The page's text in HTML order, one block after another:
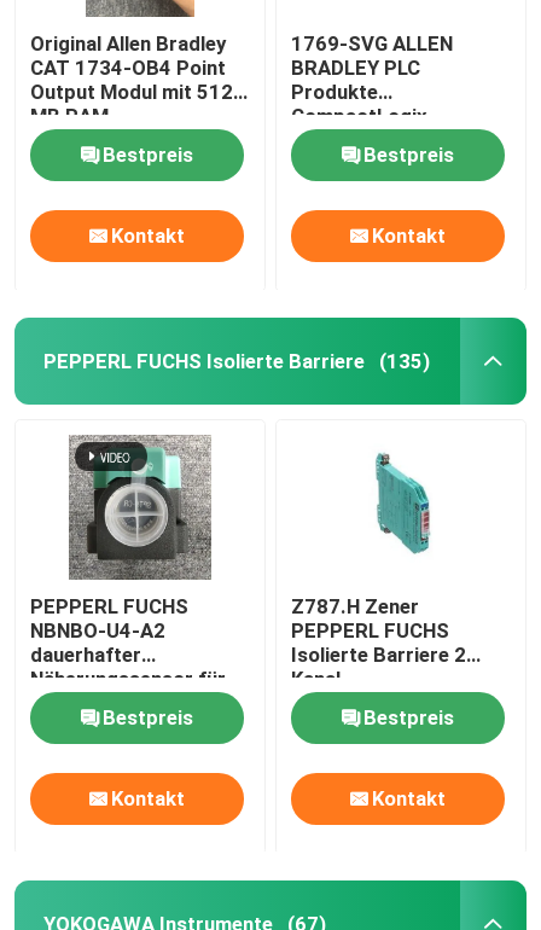
Original Allen Bradley
CAT 1734-OB4 Point
Output Modul mit 512
MB RAM
Bestpreis
Kontakt
1769-SVG ALLEN
BRADLEY PLC
Produkte
CompactLogix
Rechtsklappe
Bestpreis
Kontakt
PEPPERL FUCHS Isolierte Barriere (135)
PEPPERL FUCHS
NBNBO-U4-A2
dauerhafter
Näherungssensor für
industrielle
Anwendungen in
Vietnam
Bestpreis
Kontakt
Z787.H Zener
PEPPERL FUCHS
Isolierte Barriere 2
Kanal
Hochleistungsversion
Bestpreis
Kontakt
YOKOGAWA Instrumente (67)